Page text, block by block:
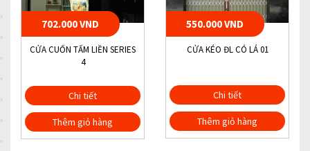
702.000 VND
CỬA CUỐN TẤM LIỀN SERIES
4
Chi tiết
Thêm giỏ hàng
550.000 VND
CỬA KÉO ĐL CÓ LÁ 01
Chi tiết
Thêm giỏ hàng